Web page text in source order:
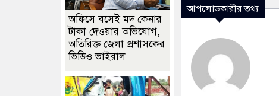
আপলোডকারীর তথ্য
অফিসে বসেই মদ কেনার
টাকা দেওয়ার অভিযোগ,
অতিরিক্ত জেলা প্রশাসকের
ভিডিও ভাইরাল